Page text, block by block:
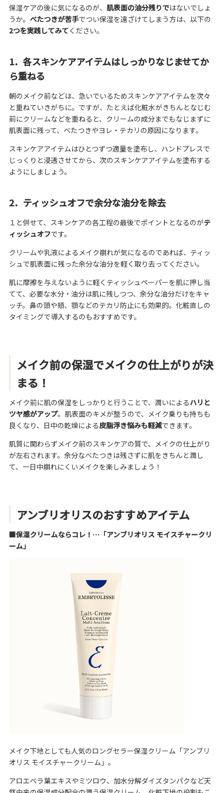
保湿ケアの後に気になるのが、 肌表面の油分残りではないでしょ
うか。 べたつきが苦手でつい保湿を遠ざけてしまう方は、以下の
2つを実践してみて ください。
1．各スキンケアアイテムはしっかりなじませてか
ら重ねる
朝のメイク前などは、急いでいるためスキンケアアイテムを次々
と重ねていきがちに。ですが、たとえば化粧水がきちんとなじむ
前にクリームなどを重ねると、クリームの成分までもなじまずに
肌表面に残って、べたつきやヨレ・テカリの原因になります。
スキンケアアイテムはひとつずつ適量を塗布し、ハンドプレスで
じっくりと浸透させてから、次のスキンケアアイテムを塗布する
ようにしましょう。
2．ティッシュオフで余分な油分を除去
１と併せて、スキンケアの各工程の最後でポイントとなるのがテ
ィッシュオフです。
クリームや乳液によるメイク崩れが気になるのであれば、ティッ
シュで肌表面に残った余分な油分を軽く取り去ってください。
肌に摩擦を与えないように軽くティッシュペーパーを肌に押し当
てて、必要な水分・油分は肌に残しつつ、余分な油分だけをキャ
ッチ。鼻の頭や頬、顎などのテカリ防止にも効果的。化粧直しの
タイミングで導入するのもおすすめです。
メイク前の保湿でメイクの仕上がりが決
まる！
メイク前に肌の保湿をしっかりと行うことで、潤いによるハリと
ツヤ感がアップ。肌表面のキメが整うので、メイク乗りも持ちも
良くなり、日中の乾燥による皮脂浮き悩みも軽減できます。
肌質に関わらずメイク前のスキンケアの質で、メイクの仕上がり
が左右されます。余分なべたつきは残さずに肌をきちんと潤し
て、一日中崩れにくいメイクを楽しみましょう！
アンブリオリスのおすすめアイテム
■保湿クリームならコレ！…「アンブリオリス モイスチャークリ
ーム」
メイク下地としても人気のロングセラー保湿クリーム「アンブリ
オリス モイスチャークリーム 」。
アロエベラ葉エキスやミツロウ、加水分解ダイズタンパクなど天